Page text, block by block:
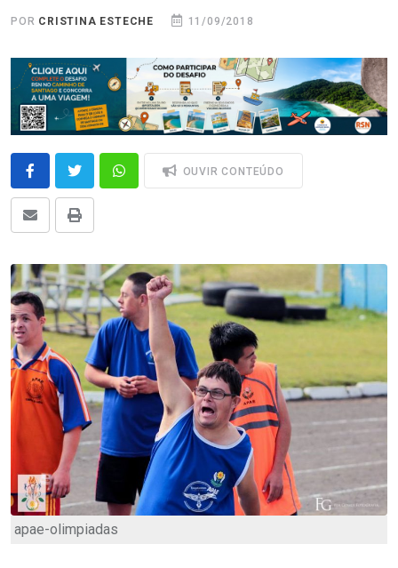
POR CRISTINA ESTECHE 11/09/2018
OUVIR CONTEÚDO
apae-olimpiadas